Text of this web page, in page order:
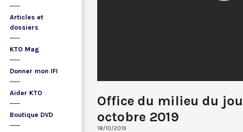
Articles et
dossiers
KTO Mag
Donner mon IFI
Aider KTO
Boutique DVD
Office du milieu du
octobre 2019
18/10/2019